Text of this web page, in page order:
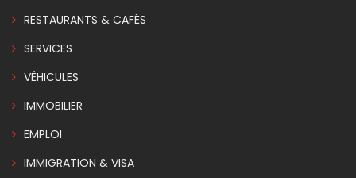
RESTAURANTS & CAFÉS
SERVICES
VÉHICULES
IMMOBILIER
EMPLOI
IMMIGRATION & VISA